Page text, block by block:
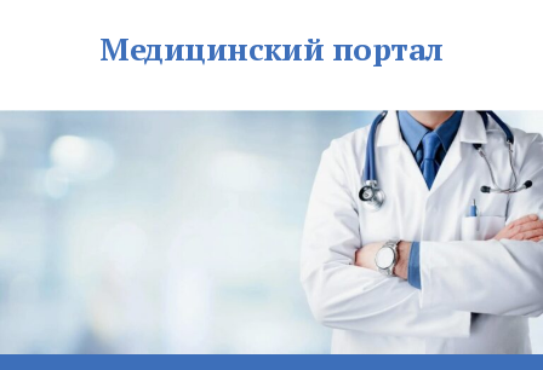
Медицинский портал